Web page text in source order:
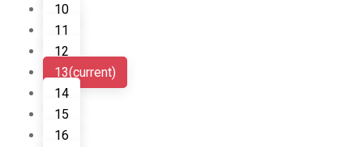
10
11
12
13(current)
14
15
16